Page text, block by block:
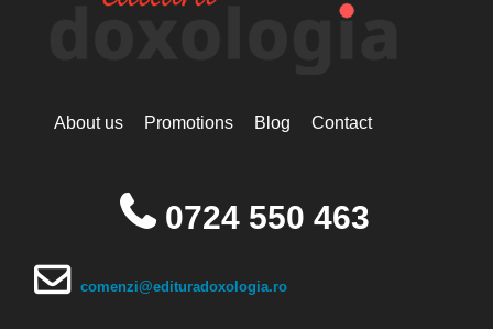
About us Promotions Blog Contact
0724 550 463
comenzi@edituradoxologia.ro